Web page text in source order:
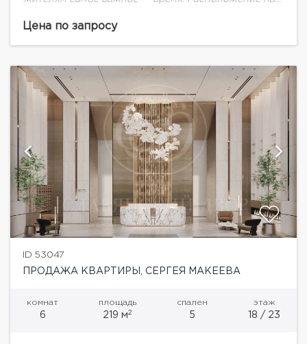
Москвы и Сити. Самая полная инфраструктура:
Цена по запросу
ID 53047
ПРОДАЖА КВАРТИРЫ, СЕРГЕЯ МАКЕЕВА
комнат
6
площадь
219 м2
спален
5
этаж
18 / 23